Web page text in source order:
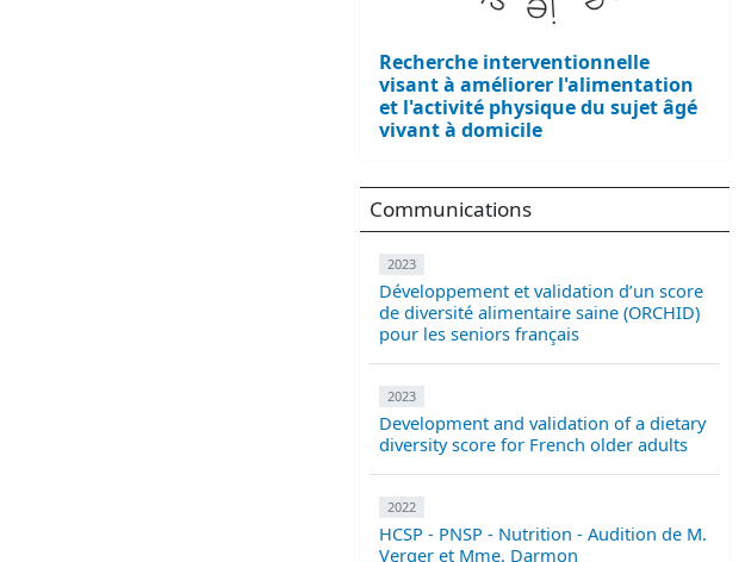
Recherche interventionnelle
visant à améliorer l'alimentation
et l'activité physique du sujet âgé
vivant à domicile
Communications
2023
Développement et validation d’un score
de diversité alimentaire saine (ORCHID)
pour les seniors français
2023
Development and validation of a dietary
diversity score for French older adults
2022
HCSP - PNSP - Nutrition - Audition de M.
Verger et Mme. Darmon